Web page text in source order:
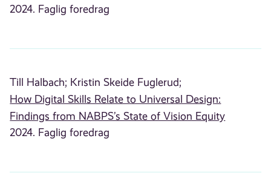
2024. Faglig foredrag
Till Halbach; Kristin Skeide Fuglerud;
How Digital Skills Relate to Universal Design:
Findings from NABPS’s State of Vision Equity
2024. Faglig foredrag